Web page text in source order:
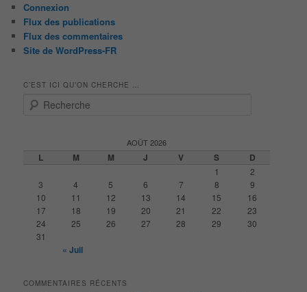
Connexion
Flux des publications
Flux des commentaires
Site de WordPress-FR
C’EST ICI QU’ON CHERCHE …
AOÛT 2026
L M M J V S D
1
2
3
4 5 6 7 8
9
10
11 12 13 14 15
16
17
18 19 20 21 22
23
24
25 26 27 28 29
30
31
« Juil
COMMENTAIRES RÉCENTS